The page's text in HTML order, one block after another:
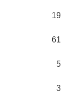
19
61
5
3